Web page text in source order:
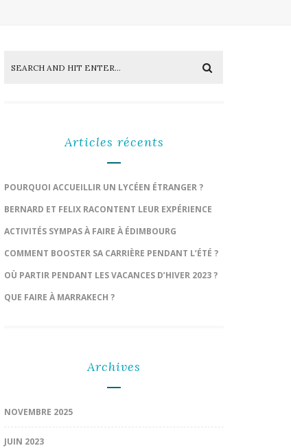
Articles récents
POURQUOI ACCUEILLIR UN LYCÉEN ÉTRANGER ?
BERNARD ET FELIX RACONTENT LEUR EXPÉRIENCE
ACTIVITÉS SYMPAS À FAIRE À ÉDIMBOURG
COMMENT BOOSTER SA CARRIÈRE PENDANT L’ÉTÉ ?
OÙ PARTIR PENDANT LES VACANCES D’HIVER 2023 ?
QUE FAIRE À MARRAKECH ?
Archives
NOVEMBRE 2025
JUIN 2023